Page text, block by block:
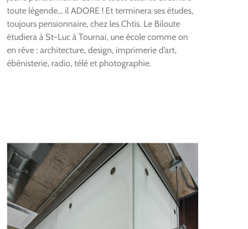
toute légende… il ADORE ! Et terminera ses études,
toujours pensionnaire, chez les Chtis. Le Biloute
étudiera à St-Luc à Tournai, une école comme on
en rêve : architecture, design, imprimerie d’art,
ébénisterie, radio, télé et photographie.